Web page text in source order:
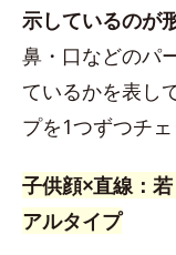
示しているのが
鼻・口などのパ
ているかを表し
プを1つずつチ
子供顔×直線：
アルタイプ